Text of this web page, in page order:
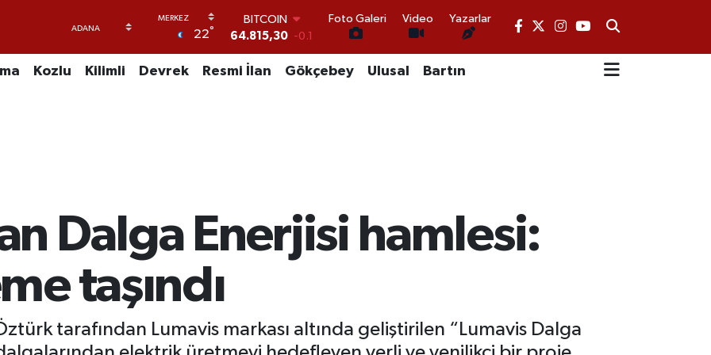
22°
64.815,30
DOLAR
EURO
Foto Galeri Video Yazarlar
Kozlu Kilimli Devrek Resmi İlan Gökçebey Ulusal Bartın
Dalga Enerjisi hamlesi:
taşındı
tarafından Lumavis markası altında geliştirilen “Lumavis Dalga